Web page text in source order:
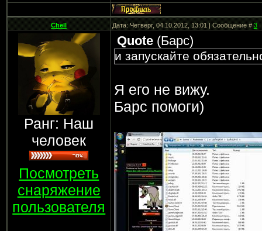
Chell Дата: Четверг, 04.10.2012, 13:01 | Сообщение #3
Ранг: Наш
человек
Посмотреть
снаряжение
пользователя
Quote(Барс)
и запускайте
Я его не вижу.
Барс помоги)